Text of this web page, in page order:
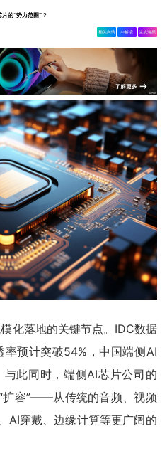
的“势力范围”？
相关舆情 AI解读 生成海报
化落地的关键节点。IDC数据
预计突破54%，中国端侧AI
此同时，端侧AI芯片公司的
扩容”——从传统的音频、视频
AI穿戴、边缘计算等更广阔的